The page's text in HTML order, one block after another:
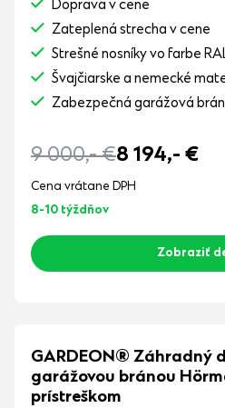
Doprava v cene
Zateplená strecha v cene
Strešné nosníky vo farbe
Švajčiarske a nemecké
Zabezpečná garážová
9 000,-€8 194,- €
Cena vrátane DPH
8-10 týždňov
Zobraziť
GARDEON® Záhradný
garážovou bránou
prístreškom